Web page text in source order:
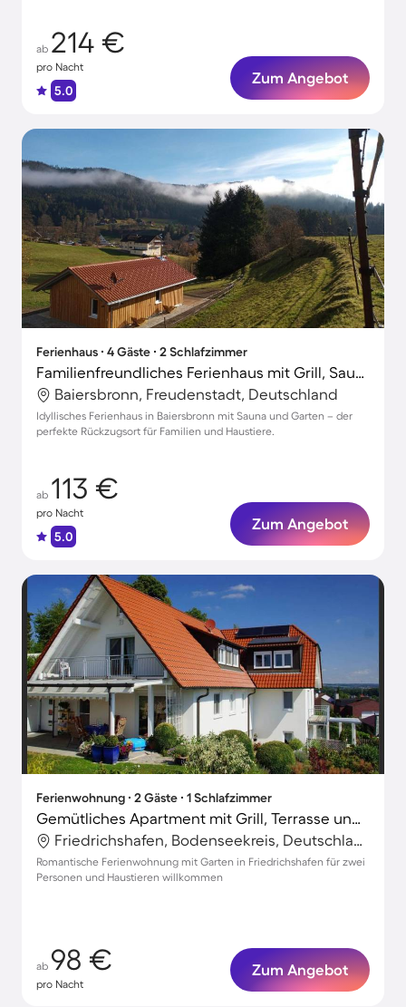
ab 214 €
pro Nacht
5.0
Zum Angebot
Ferienhaus ∙ 4 Gäste ∙ 2 Schlafzimmer
Familienfreundliches Ferienhaus mit Grill, Sauna und Terrasse | Hunde erlaubt
Baiersbronn, Freudenstadt, Deutschland
Idyllisches Ferienhaus in Baiersbronn mit Sauna und Garten – der
perfekte Rückzugsort für Familien und Haustiere.
ab 113 €
pro Nacht
5.0
Zum Angebot
Ferienwohnung ∙ 2 Gäste ∙ 1 Schlafzimmer
Gemütliches Apartment mit Grill, Terrasse und Garten | Hunde erlaubt
Friedrichshafen, Bodenseekreis, Deutschland
Romantische Ferienwohnung mit Garten in Friedrichshafen für zwei
Personen und Haustieren willkommen
ab 98 €
pro Nacht
Zum Angebot